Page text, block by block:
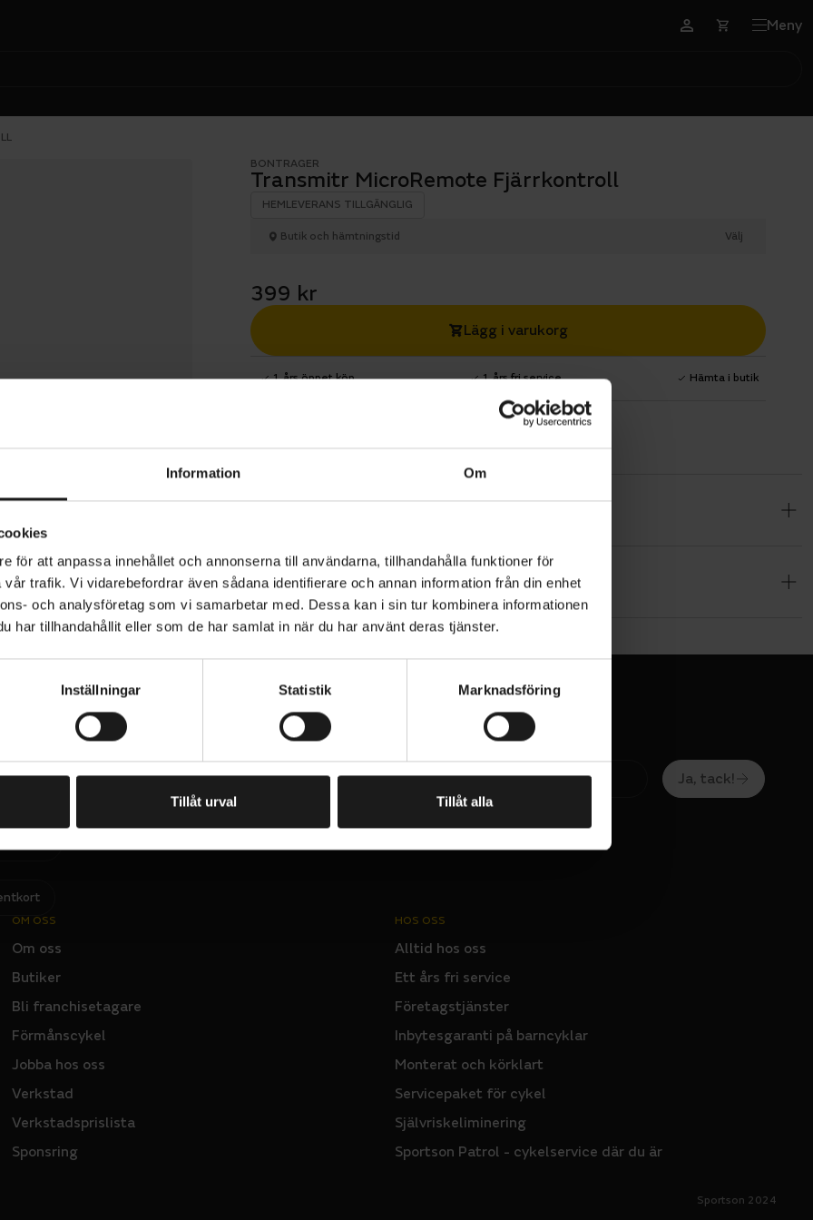
Information Om
för att anpassa innehållet och annonserna till användarna, tillhandahålla funktioner för
trafik. Vi vidarebefordrar även sådana identifierare och annan information från din enhet
och analysföretag som vi samarbetar med. Dessa kan i sin tur kombinera informationen
har tillhandahållit eller som de har samlat in när du har använt deras tjänster.
Inställningar Statistik Marknadsföring
Tillåt urval Tillåt alla
Meny
BONTRAGER
Transmitr MicroRemote Fjärrkontroll
HEMLEVERANS TILLGÄNGLIG
Butik och hämtningstid Välj
399 kr
Lägg i varukorg
1 års öppet köp 1 års fri service Hämta i butik
som ger enkel kontroll över cykelns lampor direkt från styret. Med
kan du fjärrstyra funktionen hos upp till fyra Bontrager
Den kommunicerar med lamporna med hjälp av trådlös
enkel att fästa på alla typer av styren. Med en dubbeltryckning
och med en enkeltryckning ändras ljusläget. Den indikerar
är låg i någon av lamporna.
kan även användas som styrändsplugg (styrändsfästet säljs
STRÖMKÄLLA
Batteri
E
M
N
U
Ja, tack!
OM OSS
Om oss
Butiker
Bli franchisetagare
Förmånscykel
Jobba hos oss
Verkstad
Verkstadsprislista
Sponsring
HOS OSS
Alltid hos oss
Ett års fri service
Företagstjänster
Inbytesgaranti på barncyklar
Monterat och körklart
Servicepaket för cykel
Självriskeliminering
Sportson Patrol - cykelservice där du är
Sportson 2024